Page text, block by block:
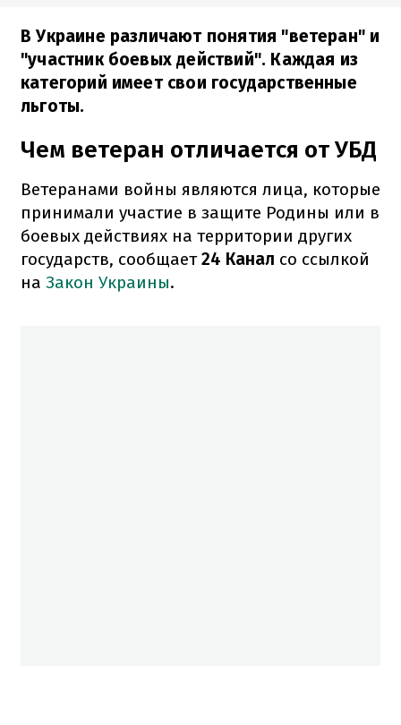
В Украине различают понятия "ветеран" и
"участник боевых действий". Каждая из
категорий имеет свои государственные
льготы.
Чем ветеран отличается от УБД
Ветеранами войны являются лица, которые
принимали участие в защите Родины или в
боевых действиях на территории других
государств, сообщает24 Канал со ссылкой
на Закон Украины.